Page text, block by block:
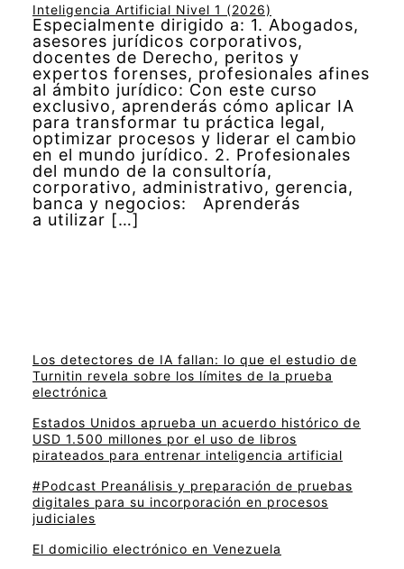
Inteligencia Artificial Nivel 1 (2026)
Especialmente dirigido a: 1. Abogados,
asesores jurídicos corporativos,
docentes de Derecho, peritos y
expertos forenses, profesionales afines
al ámbito jurídico: Con este curso
exclusivo, aprenderás cómo aplicar IA
para transformar tu práctica legal,
optimizar procesos y liderar el cambio
en el mundo jurídico. 2. Profesionales
del mundo de la consultoría,
corporativo, administrativo, gerencia,
banca y negocios: Aprenderás
a utilizar […]
Los detectores de IA fallan: lo que el estudio de
Turnitin revela sobre los límites de la prueba
electrónica
Estados Unidos aprueba un acuerdo histórico de
USD 1.500 millones por el uso de libros
pirateados para entrenar inteligencia artificial
#Podcast Preanálisis y preparación de pruebas
digitales para su incorporación en procesos
judiciales
El domicilio electrónico en Venezuela